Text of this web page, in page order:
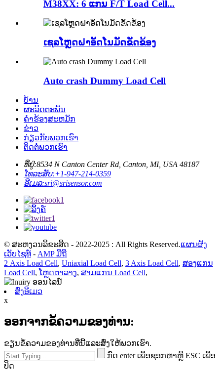
M38XX: 6 ແກນ F/T Load Cell...
ເຊລໂຫຼດຝາອັດໂນມັດຂັດຂ້ອງ
Auto crash Dummy Load Cell
ບ້ານ
ຜະລິດຕະພັນ
ຄໍາຮ້ອງສະຫມັກ
ຂ່າວ
ກ່ຽວກັບພວກເຮົາ
ຕິດຕໍ່ພວກເຮົາ
ທີ່ຢູ່:8534 N Canton Center Rd, Canton, MI, USA 48187
ໂທລະສັບ:+1-947-214-0359
ອີເມລ:sri@srisensor.com
© ສະຫງວນລິຂະສິດ - 2022-2025 : All Rights Reserved.ແຜນຜັງ
ເວັບໄຊທ໌ - AMP ມືຖື
2 Axis Load Cell, Uniaxial Load Cell, 3 Axis Load Cell, ສອງແກນ
Load Cell, ໂຫຼດຕາລາງ, ສາມແກນ Load Cell,
ສົ່ງອີເມວ
x
ອອກຈາກຂໍ້ຄວາມຂອງທ່ານ:
ຂຽນຂໍ້ຄວາມຂອງທ່ານທີ່ນີ້ແລະສົ່ງໃຫ້ພວກເຮົາ.
ກົດ enter ເພື່ອຊອກຫາຫຼື ESC ເພື່ອ
ປິດ